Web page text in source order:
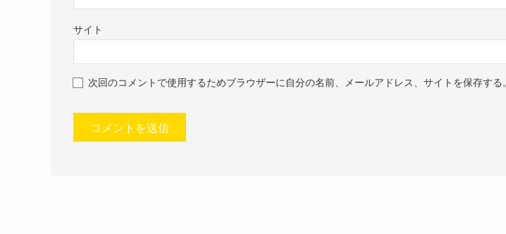
サイト
次回のコメントで使用するためブラウザーに自分の名前、メールアドレス、サイトを保存する。